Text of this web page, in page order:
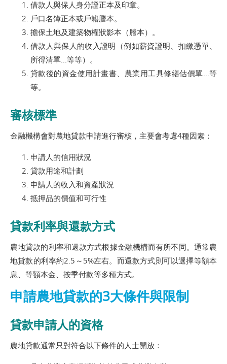
借款人與保人身分證正本及印章。
戶口名簿正本或戶籍謄本。
擔保土地及建築物權狀影本（謄本）。
借款人與保人的收入證明（例如薪資證明、扣繳憑單、
所得清單...等等）。
貸款後的資金使用計畫書、農業用工具修繕估價單...等
等。
審核標準
金融機構會對農地貸款申請進行審核，主要會考慮4種因素：
申請人的信用狀況
貸款用途和計劃
申請人的收入和資產狀況
抵押品的價值和可行性
貸款利率與還款方式
農地貸款的利率和還款方式根據金融機構而有所不同。通常農
地貸款的利率約2.5～5%左右。而還款方式則可以選擇等額本
息、等額本金、按季付款等多種方式。
申請農地貸款的3大條件與限制
貸款申請人的資格
農地貸款通常只對符合以下條件的人士開放：